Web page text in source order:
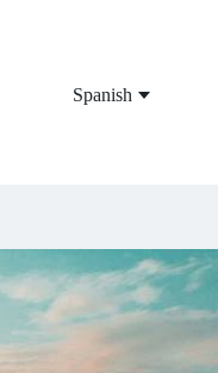
Spanish